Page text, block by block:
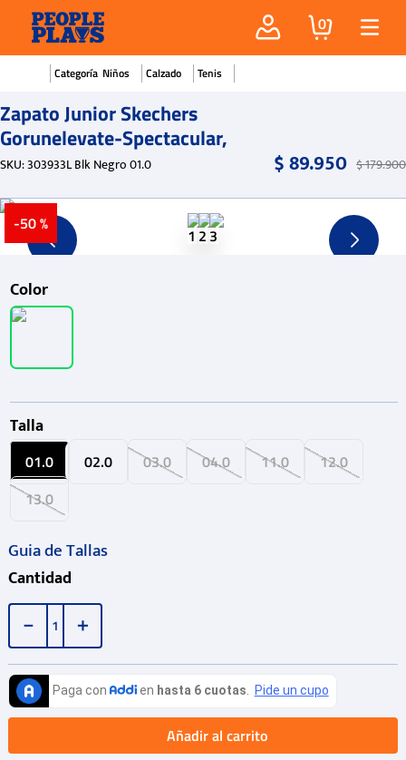
0
Niños Calzado Tenis
Zapato Junior Skechers
Gorunelevate-Spectacular,
SKU:303933L Blk Negro 01.0 $89.950 $179.900
-50 %
Color
Talla
01.0 02.0 03.0 04.0 11.0
12.0
13.0
Guia de Tallas
Cantidad
＋
－
Añadir al carrito